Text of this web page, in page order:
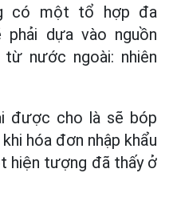
có một tổ hợp đa
dựa vào nguồn
nước ngoài: nhiên
được cho là sẽ bóp
hóa đơn nhập khẩu
hiện tượng đã thấy ở